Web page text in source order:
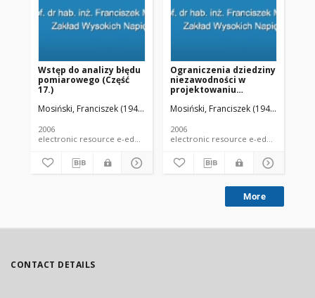
Wstęp do analizy błędu
pomiarowego (Część
17.)
Mosiński, Franciszek (1946- ).
2006
electronic resource e-educational material e-lecture
Ograniczenia dziedziny
niezawodności w
projektowaniu
(16.6. Ograniczenia
niezawodności w
projektowaniu
Mosiński, Franciszek (1946- ).
2006
More
CONTACT DETAILS